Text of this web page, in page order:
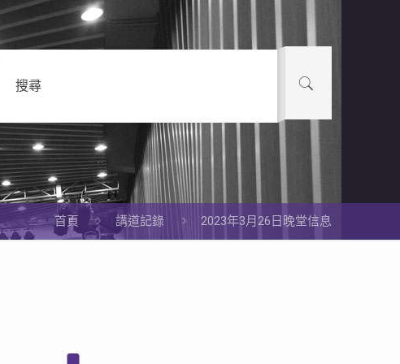
搜尋
首頁 講道記錄 2023年3月26日晚堂信息